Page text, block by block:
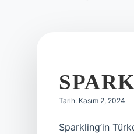
Tarih: Kasım 2, 2024
Sparkling’in